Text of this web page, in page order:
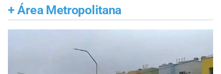
+ Área Metropolitana